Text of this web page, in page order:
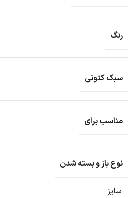
رنگ
سبک کتونی
مناسب برای
نوع باز و بسته شدن
سایز